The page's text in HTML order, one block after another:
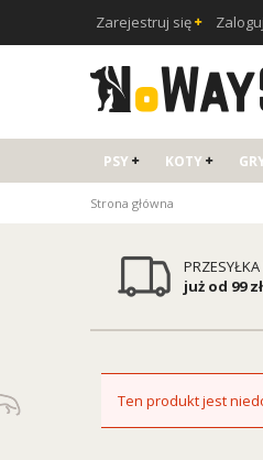
Zarejestruj się
PSY KOTY
Strona główna
już od 99
Ten produkt jest